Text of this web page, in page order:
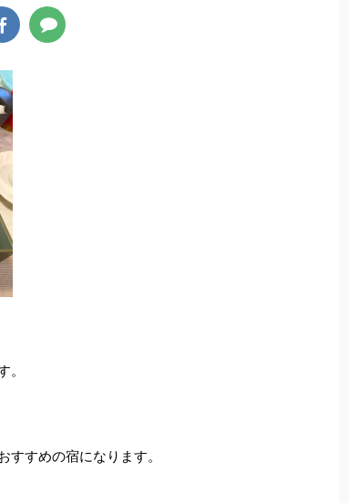
すめの宿になります。